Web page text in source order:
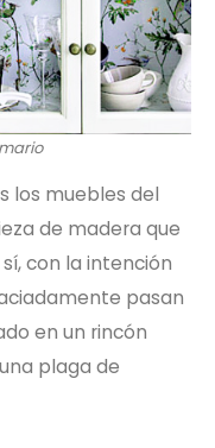
los muebles del
de madera que
con la intención
pasan
en un rincón
plaga de